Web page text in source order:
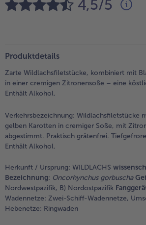
alle Brot & Brötchen
Obst
alle Obst
alle Wein & Spirituosen
Küchenutensilien
alle Für die Heißluftfritteuse
bofrost*plus.
alle bofrost*plus.
4,5/5
Produktdetails
Zarte Wildlachsfiletstücke, kombiniert mit
in einer cremigen Zitronensoße – eine
Enthält Alkohol.
Verkehrsbezeichnung: Wildlachsfiletstücke
gelben Karotten in cremiger Soße, mit
abgestimmt. Praktisch grätenfrei.
Enthält Alkohol.
Herkunft / Ursprung: WILDLACHS
Bezeichnung: Oncorhynchus gorbuscha
Nordwestpazifik, B) Nordostpazifik
Wadennetze: Zwei-Schiff-Wadennetze,
Hebenetze: Ringwaden